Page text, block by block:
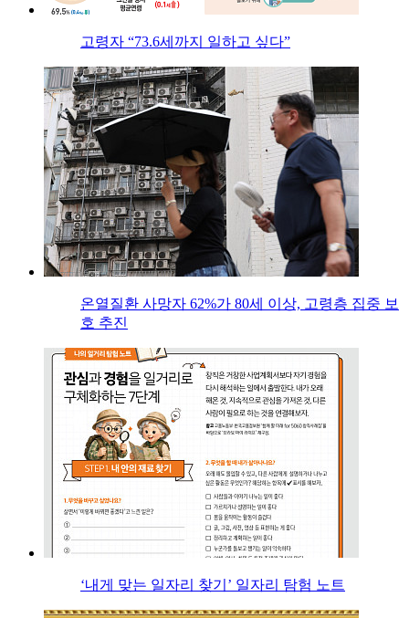
고령자 “73.6세까지 일하고 싶다”
온열질환 사망자 62%가 80세 이상, 고령층 집중 보
호 추진
‘내게 맞는 일자리 찾기’ 일자리 탐험 노트